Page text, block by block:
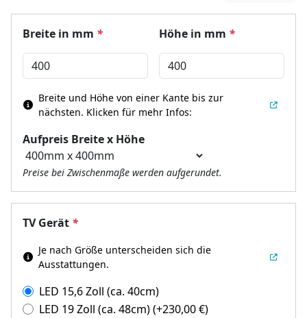
Breite in mm * Höhe in mm *
Aufpreis Breite x Höhe
Breite und Höhe von einer Kante bis zur
nächsten. Klicken für mehr Infos:
Preise bei Zwischenmaße werden aufgerundet.
TV Gerät *
Je nach Größe unterscheiden sich die
Ausstattungen.
LED 15,6 Zoll (ca. 40cm)
LED 19 Zoll (ca. 48cm)(+230,00€)